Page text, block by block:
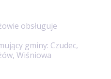
obsługuje
gminy: Czudec,
Wiśniowa